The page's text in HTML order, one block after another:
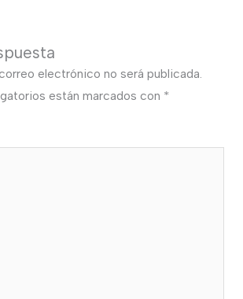
electrónico no será publicada.
están marcados con *